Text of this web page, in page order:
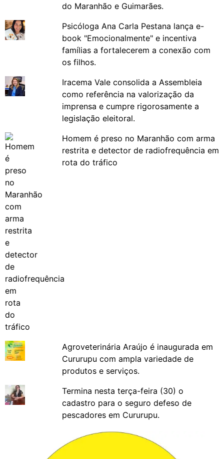
do Maranhão e Guimarães.
Psicóloga Ana Carla Pestana lança e-
book "Emocionalmente" e incentiva
famílias a fortalecerem a conexão com
os filhos.
Iracema Vale consolida a Assembleia
como referência na valorização da
imprensa e cumpre rigorosamente a
legislação eleitoral.
Homem é preso no Maranhão com arma
restrita e detector de radiofrequência em
rota do tráfico
Agroveterinária Araújo é inaugurada em
Cururupu com ampla variedade de
produtos e serviços.
Termina nesta terça-feira (30) o
cadastro para o seguro defeso de
pescadores em Cururupu.